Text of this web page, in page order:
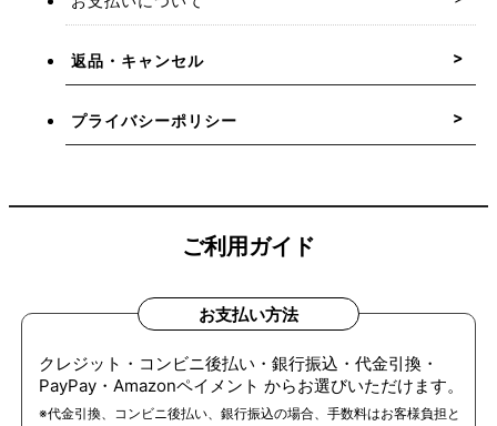
返品・キャンセル
プライバシーポリシー
ご利用ガイド
お支払い方法
クレジット・コンビニ後払い・銀行振込・代金引換・
PayPay・Amazonペイメント からお選びいただけます。
※代金引換、コンビニ後払い、銀行振込の場合、手数料はお客様負担と